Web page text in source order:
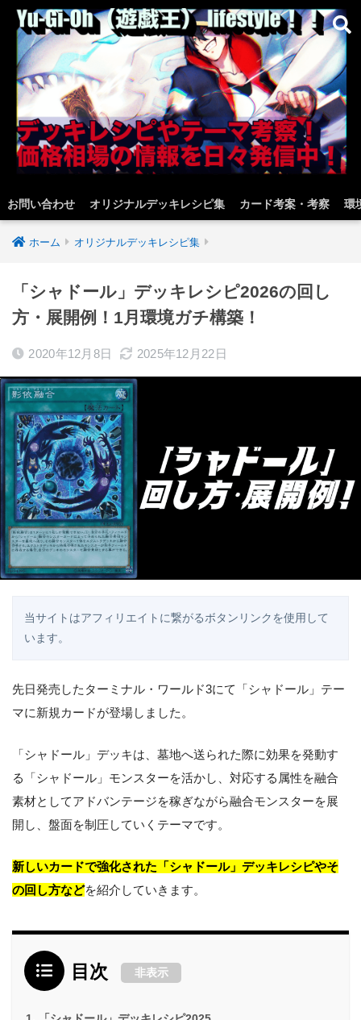
お問い合わせ オリジナルデッキレシピ集 カード考案・考察 環
ホーム オリジナルデッキレシピ集
「シャドール」デッキレシピ2026の回し
方・展開例！1月環境ガチ構築！
2020年12月8日 2025年12月22日
当サイトはアフィリエイトに繋がるボタンリンクを使用して
います。
先日発売したターミナル・ワールド3にて「シャドール」テー
マに新規カードが登場しました。
「シャドール」デッキは、墓地へ送られた際に効果を発動す
る「シャドール」モンスターを活かし、対応する属性を融合
素材としてアドバンテージを稼ぎながら融合モンスターを展
開し、盤面を制圧していくテーマです。
新しいカードで強化された「シャドール」デッキレシピやそ
の回し方などを紹介していきます。
目次 非表示